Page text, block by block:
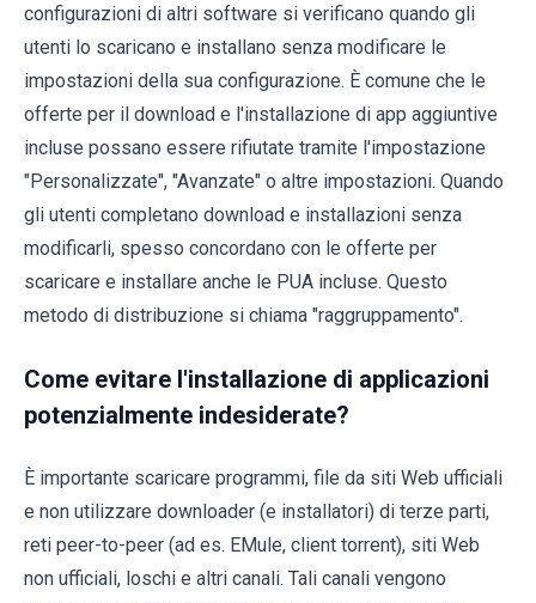
configurazioni di altri software si verificano quando gli
utenti lo scaricano e installano senza modificare le
impostazioni della sua configurazione. È comune che le
offerte per il download e l'installazione di app aggiuntive
incluse possano essere rifiutate tramite l'impostazione
"Personalizzate", "Avanzate" o altre impostazioni. Quando
gli utenti completano download e installazioni senza
modificarli, spesso concordano con le offerte per
scaricare e installare anche le PUA incluse. Questo
metodo di distribuzione si chiama "raggruppamento".
Come evitare l'installazione di applicazioni
potenzialmente indesiderate?
È importante scaricare programmi, file da siti Web ufficiali
e non utilizzare downloader (e installatori) di terze parti,
reti peer-to-peer (ad es. EMule, client torrent), siti Web
non ufficiali, loschi e altri canali. Tali canali vengono